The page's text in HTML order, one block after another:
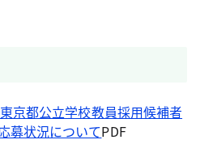
京都公立学校教員採用候補者
募状況についてPDF